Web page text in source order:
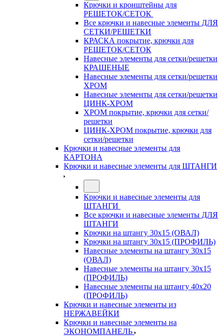
Крючки и кронштейны для
РЕШЕТОК/СЕТОК
Все крючки и навесные элементы ДЛЯ
СЕТКИ/РЕШЕТКИ
КРАСКА покрытие, крючки для
РЕШЕТОК/СЕТОК
Навесные элементы для сетки/решетки
КРАШЕНЫЕ
Навесные элементы для сетки/решетки
ХРОМ
Навесные элементы для сетки/решетки
ЦИНК-ХРОМ
ХРОМ покрытие, крючки для сетки/
решетки
ЦИНК-ХРОМ покрытие, крючки для
сетки/решетки
Крючки и навесные элементы для
КАРТОНА
Крючки и навесные элементы для ШТАНГИ
Крючки и навесные элементы для
ШТАНГИ
Все крючки и навесные элементы ДЛЯ
ШТАНГИ
Крючки на штангу 30х15 (ОВАЛ)
Крючки на штангу 30х15 (ПРОФИЛЬ)
Навесные элементы на штангу 30х15
(ОВАЛ)
Навесные элементы на штангу 30х15
(ПРОФИЛЬ)
Навесные элементы на штангу 40х20
(ПРОФИЛЬ)
Крючки и навесные элементы из
НЕРЖАВЕЙКИ
Крючки и навесные элементы на
ЭКОНОМПАНЕЛЬ